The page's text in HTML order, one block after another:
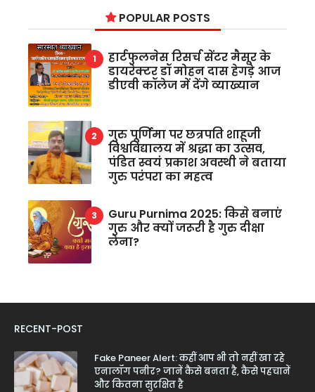
POPULAR POSTS
हार्टफुलनेस रिसर्च सेंटर मैसूर के
डायरेक्टर डॉ मोहन दास हेगड़े आज
डीएवी कॉलेज में देंगे व्याख्यान
गुरु पूर्णिमा पर छत्रपति शाहूजी
विश्वविद्यालय में श्रद्धा का उत्सव,
पंडित स्वयं प्रकाश अवस्थी ने बताया
गुरु परंपरा का महत्व
Guru Purnima 2025: किसे बनाएं
गुरु और क्यों जरूरी है गुरु दीक्षा
लेना?
RECENT-POST
Fake Paneer Alert: कहीं आप भी तो नहीं खा रहे
एनालॉग पनीर? जानें कैसे बनता है, कैसे पहचानें
और कितना सुरक्षित है